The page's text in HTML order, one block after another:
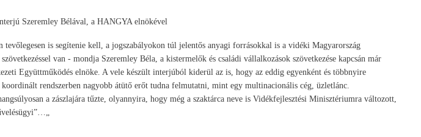
Szeremley Bélával, a HANGYA elnökével
tevőlegesen is segítenie kell, a jogszabályokon túl jelentős anyagi forrásokkal is a vidéki Magyarország
van - mondja Szeremley Béla, a kistermelők és családi vállalkozások szövetkezése kapcsán már
Együttműködés elnöke. A vele készült interjúból kiderül az is, hogy az eddig egyenként és többnyire
rendszerben nagyobb átütő erőt tudna felmutatni, mint egy multinacionális cég, üzletlánc.
a zászlajára tűzte, olyannyira, hogy még a szaktárca neve is Vidékfejlesztési Minisztériumra változott,